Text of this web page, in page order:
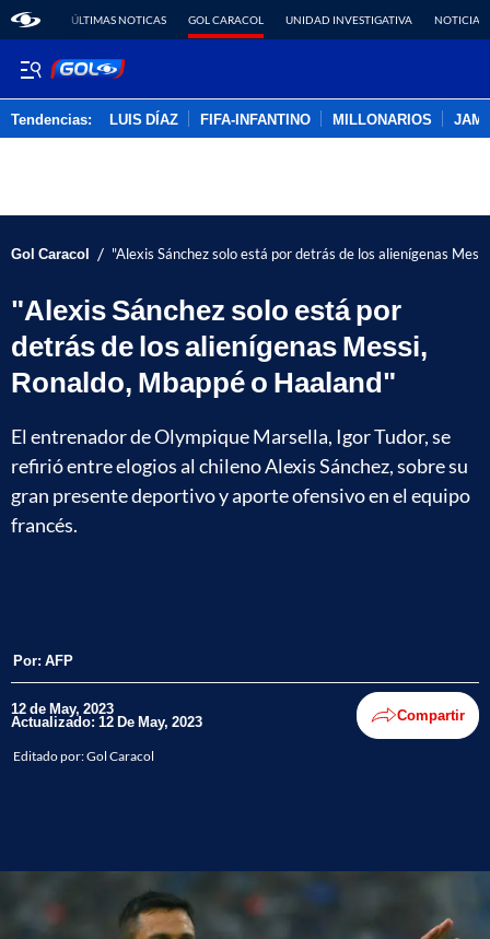
ÚLTIMAS NOTICAS GOL CARACOL UNIDAD INVESTIGATIVA NOTICIAS
Tendencias: LUIS DÍAZ FIFA-INFANTINO MILLONARIOS
Gol Caracol / "Alexis Sánchez solo está por detrás de los alienígenas
"Alexis Sánchez solo está por
detrás de los alienígenas Messi,
Ronaldo, Mbappé o Haaland"
El entrenador de Olympique Marsella, Igor Tudor, se
refirió entre elogios al chileno Alexis Sánchez, sobre su
gran presente deportivo y aporte ofensivo en el equipo
francés.
Por: AFP
12 de May, 2023
Actualizado: 12 De May, 2023 Compartir
Editado por:Gol Caracol